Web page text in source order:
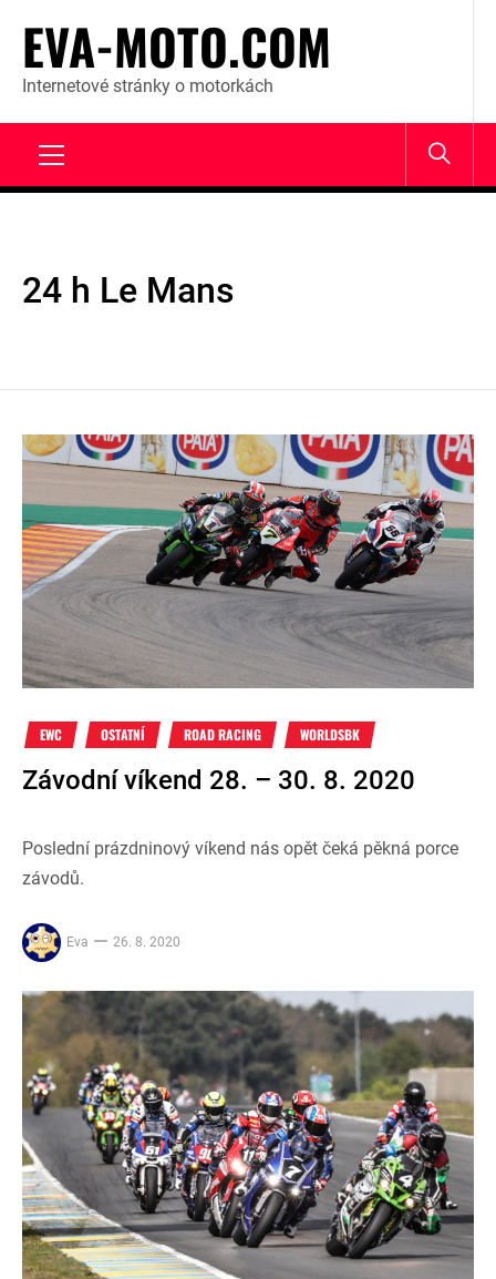
content
EVA-MOTO.COM
Internetové stránky o motorkách
24 h Le Mans
EWC OSTATNÍ ROAD RACING WORLDSBK
Závodní víkend 28. – 30. 8. 2020
Poslední prázdninový víkend nás opět čeká pěkná porce
závodů.
Eva 26. 8. 2020